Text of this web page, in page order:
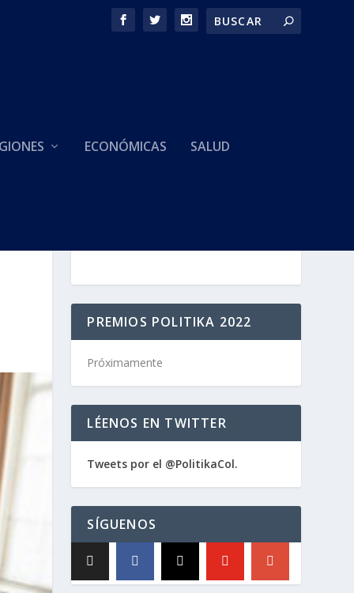
ECONÓMICAS SALUD
PREMIOS POLITIKA 2022
Próximamente
LÉENOS EN TWITTER
Tweets por el @PolitikaCol.
SÍGUENOS